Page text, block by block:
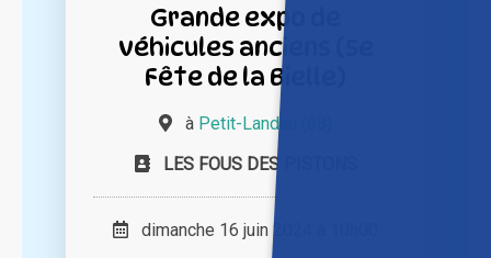
Grande expo de
véhicules anciens (5e
Fête de la Bielle)
à Petit-Landau (68)
LES FOUS DES PISTONS
dimanche 16 juin 2024 à 10h00